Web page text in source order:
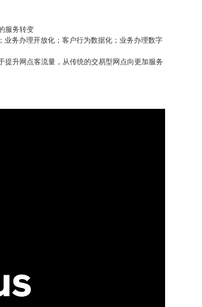
服务转变
； 业务办理开放化；客户行为数据化；业务办理数字
提升网点客流量，从传统的交易型网点向更加服务